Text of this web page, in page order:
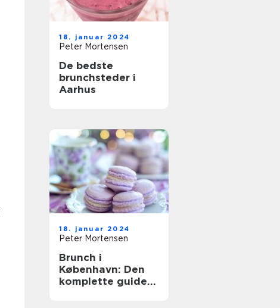
18. januar 2024
Peter Mortensen
De bedste
brunchsteder i
Aarhus
18. januar 2024
Peter Mortensen
Brunch i
København: Den
komplette guide